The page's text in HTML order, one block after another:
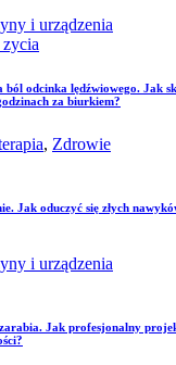
i urządzenia
ból odcinka lędźwiowego. Jak
za biurkiem?
, Zdrowie
Jak oduczyć się złych
i urządzenia
Jak profesjonalny